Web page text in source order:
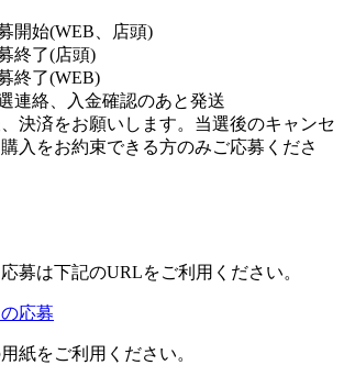
開始(WEB、店頭)
終了(店頭)
終了(WEB)
連絡、入金確認のあと発送
決済をお願いします。当選後のキャンセ
入をお約束できる方のみご応募くださ
募は下記のURLをご利用ください。
応募
紙をご利用ください。